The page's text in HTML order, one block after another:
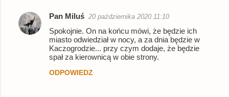
e
n
Pan Miluś 20 października 2020 11:10
Spokojnie. On na końcu mówi, że będzie ich
miasto odwiedział w nocy, a za dnia będzie w
Kaczogrodzie... przy czym dodaje, że będzie
spał za kierownicą w obie strony.
ODPOWIEDZ